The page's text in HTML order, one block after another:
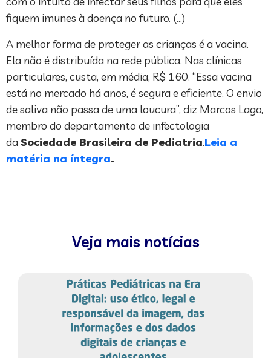
fiquem imunes à doença no futuro. (…)
A melhor forma de proteger as crianças é a vacina.
Ela não é distribuída na rede pública. Nas clínicas
particulares, custa, em média, R$ 160. “Essa vacina
está no mercado há anos, é segura e eficiente. O envio
de saliva não passa de uma loucura”, diz Marcos Lago,
membro do departamento de infectologia
da Sociedade Brasileira de Pediatria.Leia a
matéria na íntegra.
Veja mais notícias